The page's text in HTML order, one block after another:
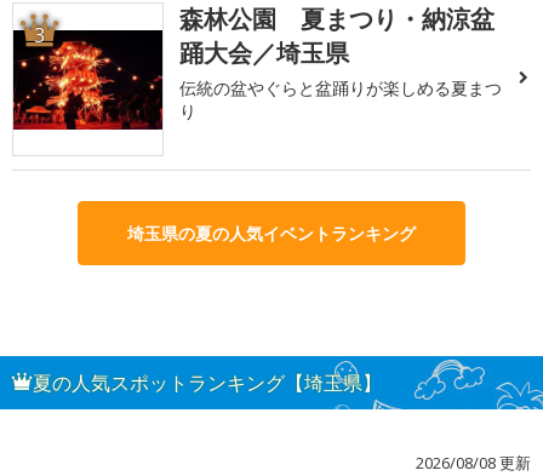
3
森林公園 夏まつり・納涼盆
踊大会／埼玉県
伝統の盆やぐらと盆踊りが楽しめる夏まつ
り
埼玉県の夏の人気イベントランキング
夏の人気スポットランキング【埼玉県】
2026/08/08 更新